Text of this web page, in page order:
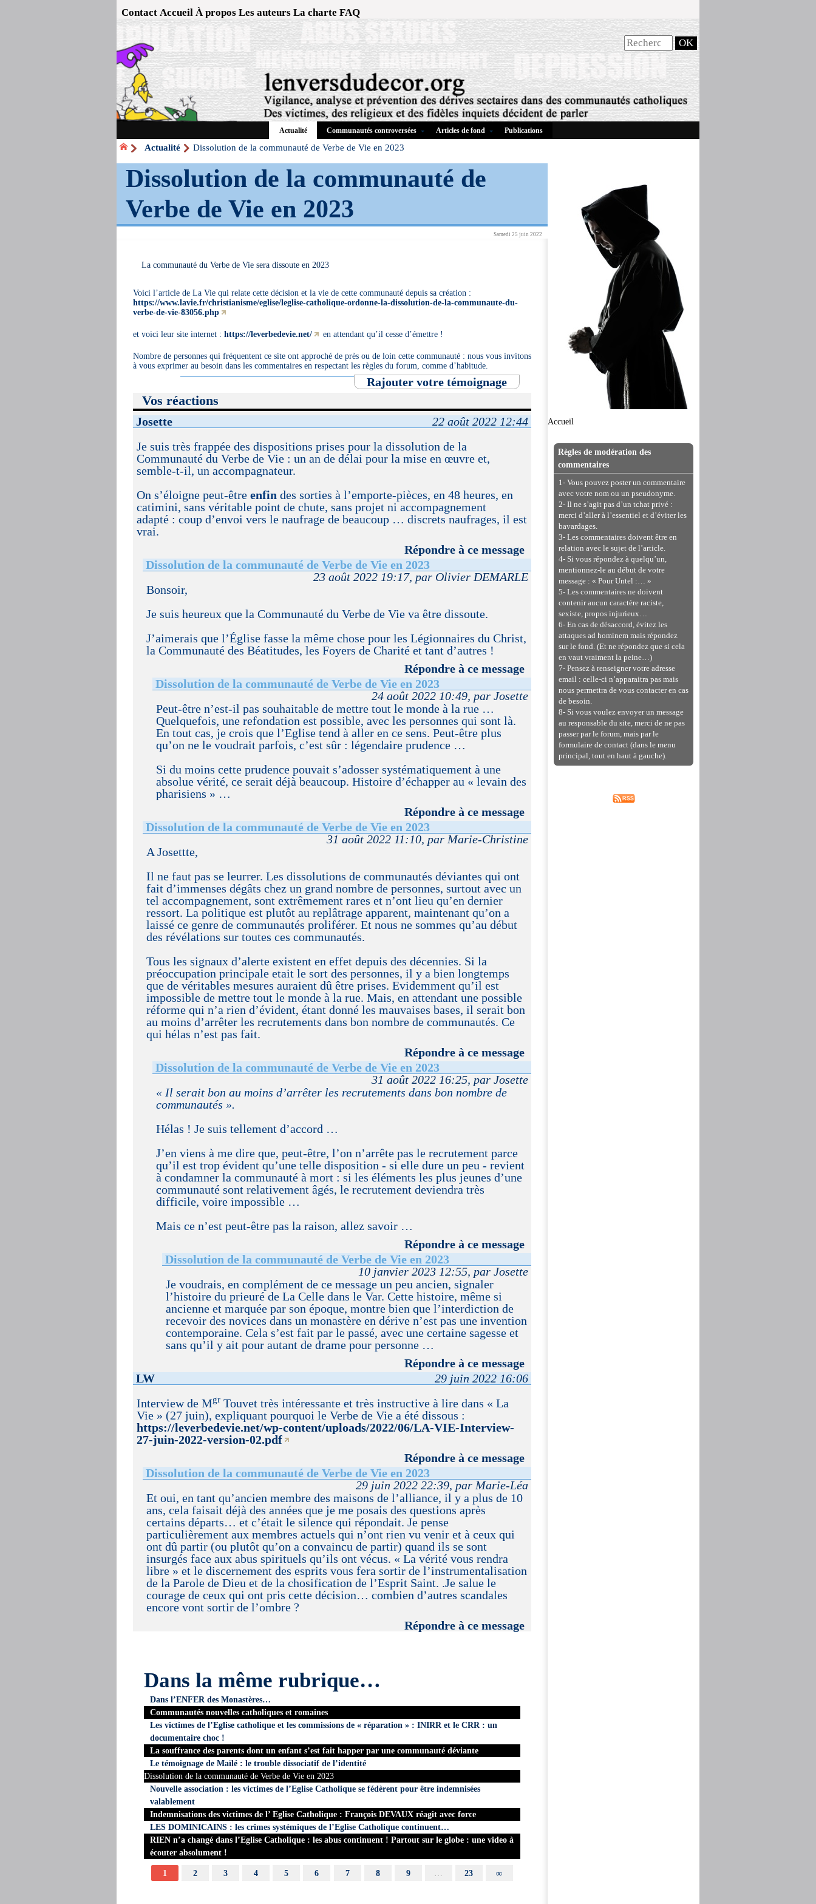
Contact Accueil À propos Les auteurs La charte FAQ
Actualité Communautés controversées Articles de fond Publications
Actualité Dissolution de la communauté de Verbe de Vie en 2023
Dissolution de la communauté de
Verbe de Vie en 2023
Samedi 25 juin 2022
La communauté du Verbe de Vie sera dissoute en 2023
Voici l’article de La Vie qui relate cette décision et la vie de cette communauté depuis sa création :
https://www.lavie.fr/christianisme/eglise/leglise-catholique-ordonne-la-dissolution-de-la-communaute-du-
verbe-de-vie-83056.php
et voici leur site internet : https://leverbedevie.net/ en attendant qu’il cesse d’émettre !
Nombre de personnes qui fréquentent ce site ont approché de près ou de loin cette communauté : nous vous invitons
à vous exprimer au besoin dans les commentaires en respectant les règles du forum, comme d’habitude.
Rajouter votre témoignage
Vos réactions
Josette
22 août 2022 12:44
Je suis très frappée des dispositions prises pour la dissolution de la
Communauté du Verbe de Vie : un an de délai pour la mise en œuvre et,
semble-t-il, un accompagnateur.
On s’éloigne peut-êtreenfin des sorties à l’emporte-pièces, en 48 heures, en
catimini, sans véritable point de chute, sans projet ni accompagnement
adapté : coup d’envoi vers le naufrage de beaucoup … discrets naufrages, il est
vrai.
Répondre à ce message
Dissolution de la communauté de Verbe de Vie en 2023
23 août 2022 19:17, par Olivier DEMARLE
Bonsoir,
Je suis heureux que la Communauté du Verbe de Vie va être dissoute.
J’aimerais que l’Église fasse la même chose pour les Légionnaires du Christ,
la Communauté des Béatitudes, les Foyers de Charité et tant d’autres !
Répondre à ce message
Dissolution de la communauté de Verbe de Vie en 2023
24 août 2022 10:49, par Josette
Peut-être n’est-il pas souhaitable de mettre tout le monde à la rue …
Quelquefois, une refondation est possible, avec les personnes qui sont là.
En tout cas, je crois que l’Eglise tend à aller en ce sens. Peut-être plus
qu’on ne le voudrait parfois, c’est sûr : légendaire prudence …
Si du moins cette prudence pouvait s’adosser systématiquement à une
absolue vérité, ce serait déjà beaucoup. Histoire d’échapper au « levain des
pharisiens » …
Répondre à ce message
Dissolution de la communauté de Verbe de Vie en 2023
31 août 2022 11:10, par Marie-Christine
A Josettte,
Il ne faut pas se leurrer. Les dissolutions de communautés déviantes qui ont
fait d’immenses dégâts chez un grand nombre de personnes, surtout avec un
tel accompagnement, sont extrêmement rares et n’ont lieu qu’en dernier
ressort. La politique est plutôt au replâtrage apparent, maintenant qu’on a
laissé ce genre de communautés proliférer. Et nous ne sommes qu’au début
des révélations sur toutes ces communautés.
Tous les signaux d’alerte existent en effet depuis des décennies. Si la
préoccupation principale etait le sort des personnes, il y a bien longtemps
que de véritables mesures auraient dû être prises. Evidemment qu’il est
impossible de mettre tout le monde à la rue. Mais, en attendant une possible
réforme qui n’a rien d’évident, étant donné les mauvaises bases, il serait bon
au moins d’arrêter les recrutements dans bon nombre de communautés. Ce
qui hélas n’est pas fait.
Répondre à ce message
Dissolution de la communauté de Verbe de Vie en 2023
31 août 2022 16:25, par Josette
« Il serait bon au moins d’arrêter les recrutements dans bon nombre de
communautés ».
Hélas ! Je suis tellement d’accord …
J’en viens à me dire que, peut-être, l’on n’arrête pas le recrutement parce
qu’il est trop évident qu’une telle disposition - si elle dure un peu - revient
à condamner la communauté à mort : si les éléments les plus jeunes d’une
communauté sont relativement âgés, le recrutement deviendra très
difficile, voire impossible …
Mais ce n’est peut-être pas la raison, allez savoir …
Répondre à ce message
Dissolution de la communauté de Verbe de Vie en 2023
10 janvier 2023 12:55, par Josette
Je voudrais, en complément de ce message un peu ancien, signaler
l’histoire du prieuré de La Celle dans le Var. Cette histoire, même si
ancienne et marquée par son époque, montre bien que l’interdiction de
recevoir des novices dans un monastère en dérive n’est pas une invention
contemporaine. Cela s’est fait par le passé, avec une certaine sagesse et
sans qu’il y ait pour autant de drame pour personne …
Répondre à ce message
LW
29 juin 2022 16:06
Interview de Mgr Touvet très intéressante et très instructive à lire dans « La
Vie » (27 juin), expliquant pourquoi le Verbe de Vie a été dissous :
https://leverbedevie.net/wp-content/uploads/2022/06/LA-VIE-Interview-
27-juin-2022-version-02.pdf
Répondre à ce message
Dissolution de la communauté de Verbe de Vie en 2023
29 juin 2022 22:39, par Marie-Léa
Et oui, en tant qu’ancien membre des maisons de l’alliance, il y a plus de 10
ans, cela faisait déjà des années que je me posais des questions après
certains départs… et c’était le silence qui répondait. Je pense
particulièrement aux membres actuels qui n’ont rien vu venir et à ceux qui
ont dû partir (ou plutôt qu’on a convaincu de partir) quand ils se sont
insurgés face aux abus spirituels qu’ils ont vécus. « La vérité vous rendra
libre » et le discernement des esprits vous fera sortir de l’instrumentalisation
de la Parole de Dieu et de la chosification de l’Esprit Saint. .Je salue le
courage de ceux qui ont pris cette décision… combien d’autres scandales
encore vont sortir de l’ombre ?
Répondre à ce message
Dans la même rubrique…
Dans l’ENFER des Monastères…
Communautés nouvelles catholiques et romaines
Les victimes de l’Eglise catholique et les commissions de « réparation » : INIRR et le CRR : un
documentaire choc !
La souffrance des parents dont un enfant s’est fait happer par une communauté déviante
Le témoignage de Maïlé : le trouble dissociatif de l’identité
Dissolution de la communauté de Verbe de Vie en 2023
Nouvelle association : les victimes de l’Eglise Catholique se fédèrent pour être indemnisées
valablement
Indemnisations des victimes de l’ Eglise Catholique : François DEVAUX réagit avec force
LES DOMINICAINS : les crimes systémiques de l’Eglise Catholique continuent…
RIEN n’a changé dans l’Eglise Catholique : les abus continuent ! Partout sur le globe : une video à
écouter absolument !
1 2 3 4 5 6 7 8 9 23 ∞
Accueil
Règles de modération des
commentaires
1- Vous pouvez poster un commentaire
avec votre nom ou un pseudonyme.
2- Il ne s’agit pas d’un tchat privé :
merci d’aller à l’essentiel et d’éviter les
bavardages.
3- Les commentaires doivent être en
relation avec le sujet de l’article.
4- Si vous répondez à quelqu’un,
mentionnez-le au début de votre
message : « Pour Untel :… »
5- Les commentaires ne doivent
contenir aucun caractère raciste,
sexiste, propos injurieux…
6- En cas de désaccord, évitez les
attaques ad hominem mais répondez
sur le fond. (Et ne répondez que si cela
en vaut vraiment la peine…)
7- Pensez à renseigner votre adresse
email : celle-ci n’apparaitra pas mais
nous permettra de vous contacter en cas
de besoin.
8- Si vous voulez envoyer un message
au responsable du site, merci de ne pas
passer par le forum, mais par le
formulaire de contact (dans le menu
principal, tout en haut à gauche).